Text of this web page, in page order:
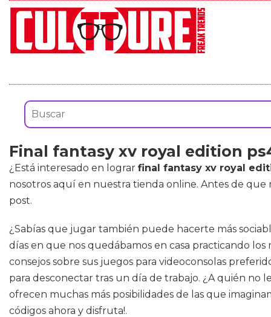
Final fantasy xv royal edition
¿Está interesado en lograr final fantasy xv royal
nosotros aquí en nuestra tienda online. Antes de
post.
¿Sabías que jugar también puede hacerte más
días en que nos quedábamos en casa practicando
consejos sobre sus juegos para videoconsolas
para desconectar tras un día de trabajo. ¿A quién no
ofrecen muchas más posibilidades de las que
códigos ahora y disfruta!.